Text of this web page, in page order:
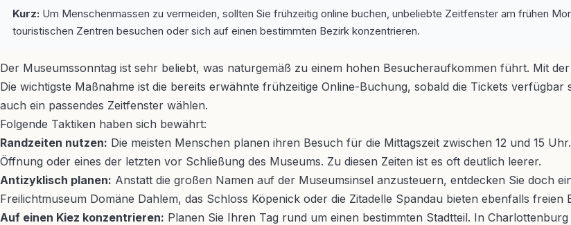
Kurz: Um Menschenmassen zu vermeiden, sollten Sie frühzeitig online buchen, unbeliebte Zeitfenster am frühen
touristischen Zentren besuchen oder sich auf einen bestimmten Bezirk konzentrieren.
Der Museumssonntag ist sehr beliebt, was naturgemäß zu einem hohen Besucheraufkommen führt. Mit
Die wichtigste Maßnahme ist die bereits erwähnte frühzeitige Online-Buchung, sobald die Tickets
auch ein passendes Zeitfenster wählen.
Folgende Taktiken haben sich bewährt:
Randzeiten nutzen: Die meisten Menschen planen ihren Besuch für die Mittagszeit zwischen 12 und 15
Öffnung oder eines der letzten vor Schließung des Museums. Zu diesen Zeiten ist es oft deutlich leerer.
Antizyklisch planen: Anstatt die großen Namen auf der Museumsinsel anzusteuern, entdecken Sie doch
Freilichtmuseum Domäne Dahlem, das Schloss Köpenick oder die Zitadelle Spandau bieten ebenfalls
Auf einen Kiez konzentrieren: Planen Sie Ihren Tag rund um einen bestimmten Stadtteil. In